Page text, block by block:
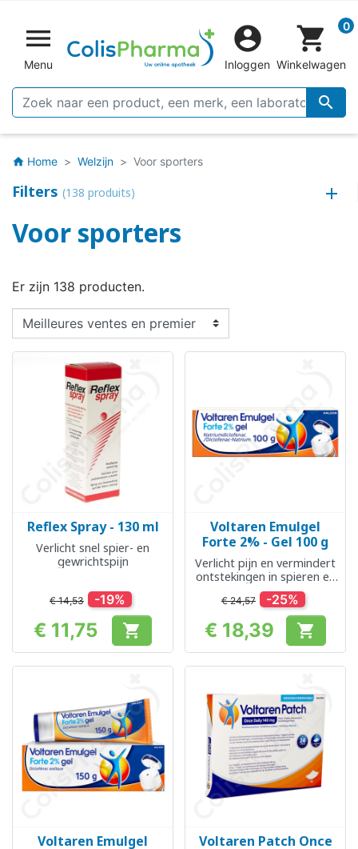

Menu


Inloggen
shopping_cart 0
Winkelwagen
home Home Welzijn Voor sporters
Filters (138 produits)
Voor sporters
Er zijn 138 producten.
Reflex Spray - 130 ml
Verlicht snel spier- en
gewrichtspijn
€ 14,53 -19%
Prijs
€ 11,75 
Voltaren Emulgel
Forte 2% - Gel 100 g
Verlicht pijn en vermindert
ontstekingen in spieren en
gewrichten
€ 24,57 -25%
Prijs
€ 18,39 
Voltaren Emulgel
Voltaren Patch Once